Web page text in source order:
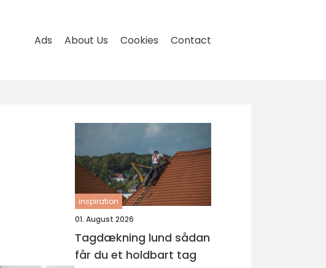
Ads About Us Cookies Contact
inspiration
01. August 2026
Tagdækning lund sådan
får du et holdbart tag